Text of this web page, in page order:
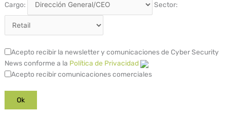
Cargo: Sector:
Acepto recibir la newsletter y comunicaciones de Cyber Security
News conforme a la Política de Privacidad
Acepto recibir comunicaciones comerciales